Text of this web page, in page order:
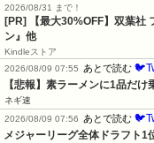
2026/08/31 まで！
[PR] 【最大30%OFF】双葉社
ン』他
Kindleストア
2026/08/09 07:55
あとで読む
【悲報】素ラーメンに1品だ
ネギ速
2026/08/09 07:56
あとで読む
メジャーリーグ全体ドラフト